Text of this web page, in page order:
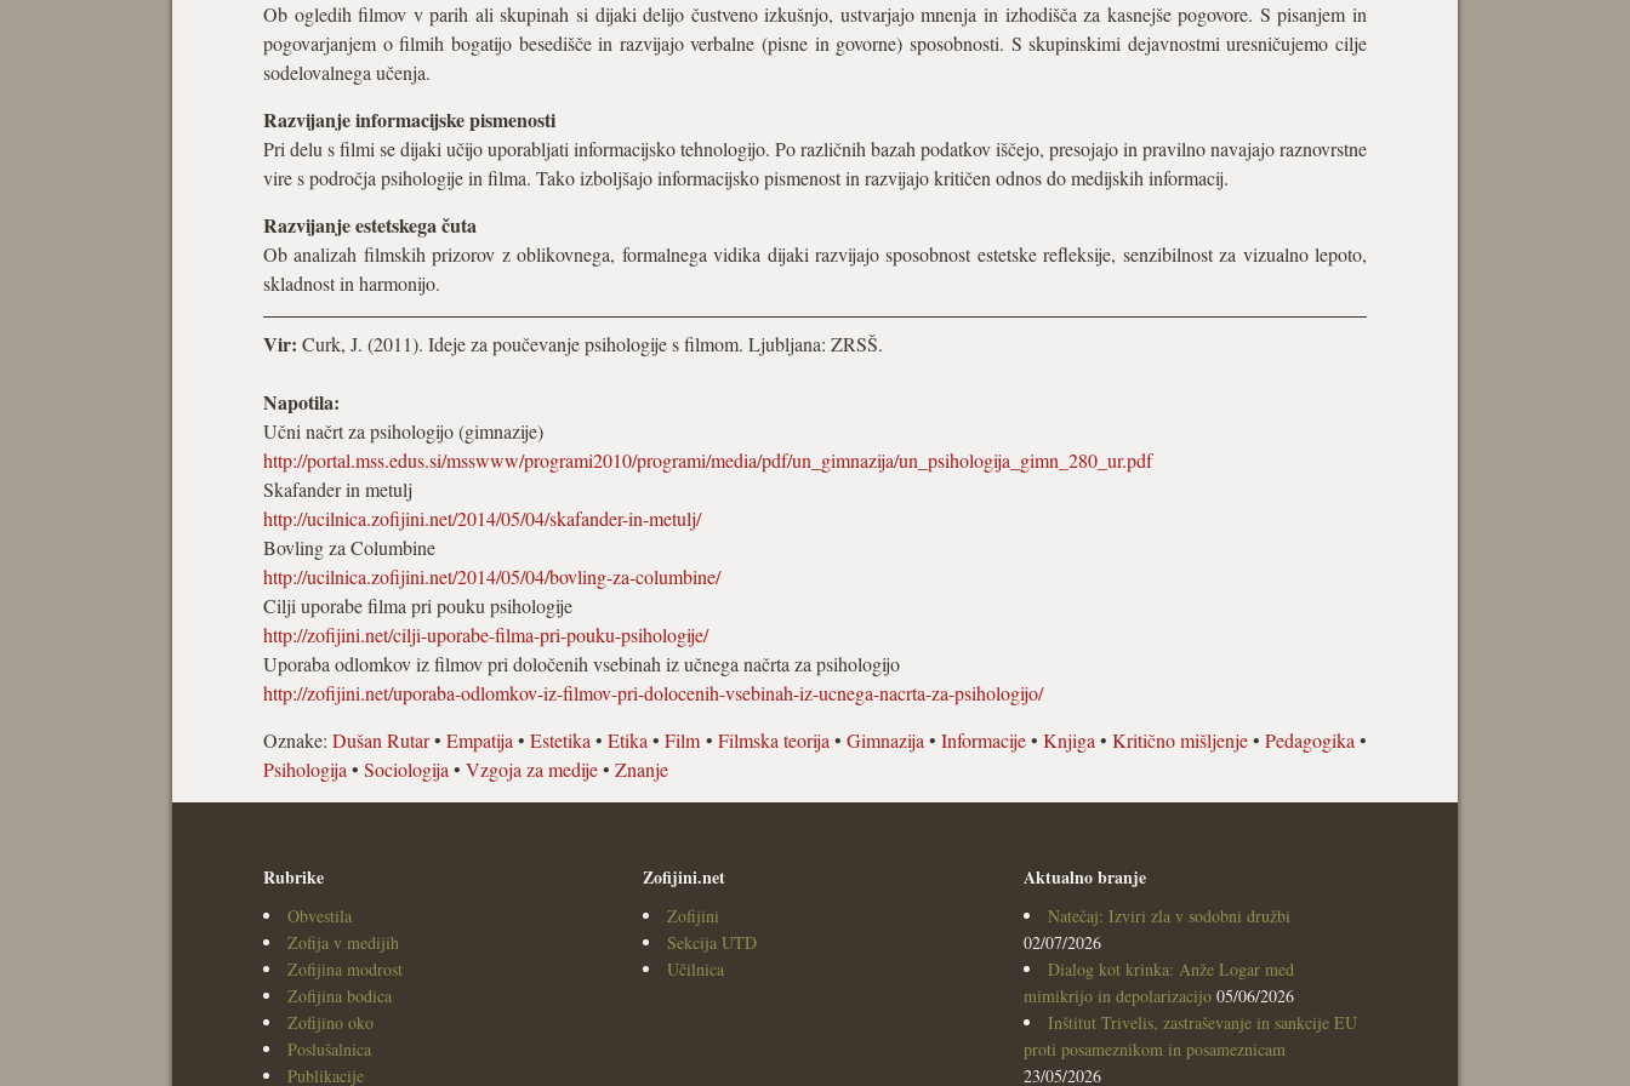
Ob ogledih filmov v parih ali skupinah si dijaki delijo čustveno izkušnjo, ustvarjajo mnenja in izhodišča za kasnejše pogovore. S pisanjem in
pogovarjanjem o filmih bogatijo besedišče in razvijajo verbalne (pisne in govorne) sposobnosti. S skupinskimi dejavnostmi uresničujemo cilje
sodelovalnega učenja.
Razvijanje informacijske pismenosti
Pri delu s filmi se dijaki učijo uporabljati informacijsko tehnologijo. Po različnih bazah podatkov iščejo, presojajo in pravilno navajajo raznovrstne
vire s področja psihologije in filma. Tako izboljšajo informacijsko pismenost in razvijajo kritičen odnos do medijskih informacij.
Razvijanje estetskega čuta
Ob analizah filmskih prizorov z oblikovnega, formalnega vidika dijaki razvijajo sposobnost estetske refleksije, senzibilnost za vizualno lepoto,
skladnost in harmonijo.
Vir: Curk, J. (2011). Ideje za poučevanje psihologije s filmom. Ljubljana: ZRSŠ.
Napotila:
Učni načrt za psihologijo (gimnazije)
http://portal.mss.edus.si/msswww/programi2010/programi/media/pdf/un_gimnazija/un_psihologija_gimn_280_ur.pdf
Skafander in metulj
http://ucilnica.zofijini.net/2014/05/04/skafander-in-metulj/
Bovling za Columbine
http://ucilnica.zofijini.net/2014/05/04/bovling-za-columbine/
Cilji uporabe filma pri pouku psihologije
http://zofijini.net/cilji-uporabe-filma-pri-pouku-psihologije/
Uporaba odlomkov iz filmov pri določenih vsebinah iz učnega načrta za psihologijo
http://zofijini.net/uporaba-odlomkov-iz-filmov-pri-dolocenih-vsebinah-iz-ucnega-nacrta-za-psihologijo/
Oznake:Dušan Rutar•Empatija •Estetika •Etika •Film • Filmska teorija • Gimnazija • Informacije• Knjiga • Kritično mišljenje•Pedagogika •
Psihologija • Sociologija • Vzgoja za medije• Znanje
Rubrike
Obvestila
Zofija v medijih
Zofijina modrost
Zofijina bodica
Zofijino oko
Poslušalnica
Publikacije
Zofijini.net
Zofijini
Sekcija UTD
Učilnica
Aktualno branje
Natečaj: Izviri zla v sodobni družbi
02/07/2026
Dialog kot krinka: Anže Logar med
mimikrijo in depolarizacijo 05/06/2026
Inštitut Trivelis, zastraševanje in sankcije EU
proti posameznikom in posameznicam
23/05/2026